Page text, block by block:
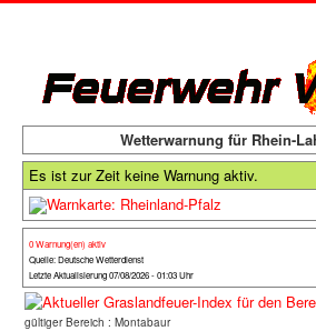
Wetterwarnung für Rhein-
Es ist zur Zeit keine Warnung aktiv.
0 Warnung(en) aktiv
Quelle: Deutsche Wetterdienst
Letzte Aktualisierung 07/08/2026 - 01:03 Uhr
gültiger Bereich : Montabaur